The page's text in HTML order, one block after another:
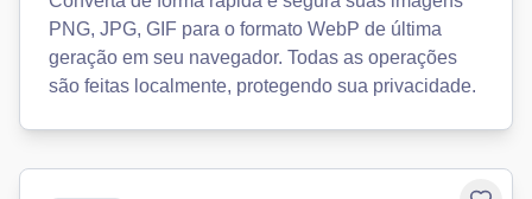
PNG, JPG, GIF para o formato WebP de última
geração em seu navegador. Todas as operações
são feitas localmente, protegendo sua privacidade.